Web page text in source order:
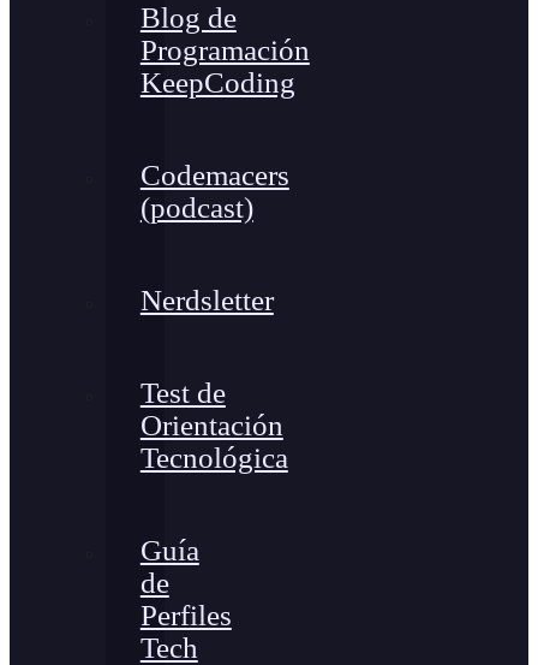
Blog de
Programación
KeepCoding
Codemacers
(podcast)
Nerdsletter
Test de
Orientación
Tecnológica
Guía
de
Perfiles
Tech